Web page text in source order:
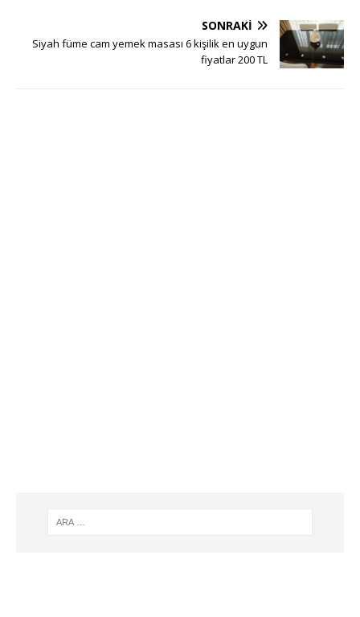
SONRAKI
Siyah füme cam yemek masası 6 kişilik en uygun
fiyatlar 200 TL